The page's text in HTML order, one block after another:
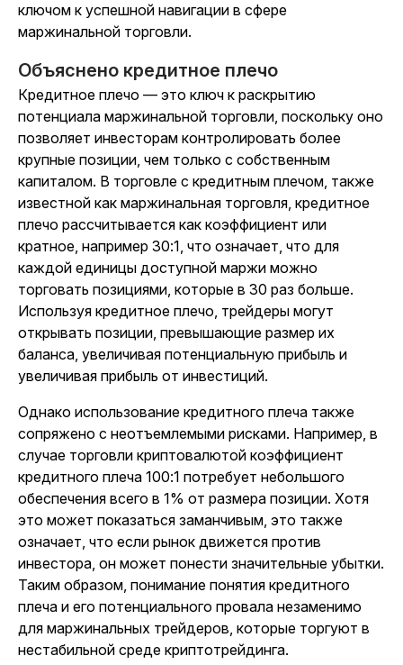
ключом к успешной навигации в сфере
маржинальной торговли.
Объяснено кредитное плечо
Кредитное плечо — это ключ к раскрытию
потенциала маржинальной торговли, поскольку оно
позволяет инвесторам контролировать более
крупные позиции, чем только с собственным
капиталом. В торговле с кредитным плечом, также
известной как маржинальная торговля, кредитное
плечо рассчитывается как коэффициент или
кратное, например 30:1, что означает, что для
каждой единицы доступной маржи можно
торговать позициями, которые в 30 раз больше.
Используя кредитное плечо, трейдеры могут
открывать позиции, превышающие размер их
баланса, увеличивая потенциальную прибыль и
увеличивая прибыль от инвестиций.
Однако использование кредитного плеча также
сопряжено с неотъемлемыми рисками. Например, в
случае торговли криптовалютой коэффициент
кредитного плеча 100:1 потребует небольшого
обеспечения всего в 1% от размера позиции. Хотя
это может показаться заманчивым, это также
означает, что если рынок движется против
инвестора, он может понести значительные убытки.
Таким образом, понимание понятия кредитного
плеча и его потенциального провала незаменимо
для маржинальных трейдеров, которые торгуют в
нестабильной среде криптотрейдинга.